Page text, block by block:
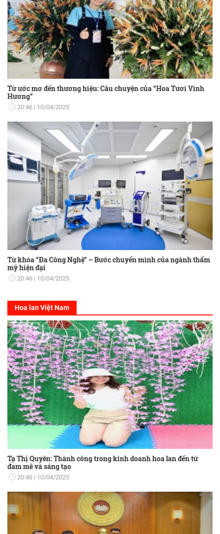
Từ ước mơ đến thương hiệu: Câu chuyện của “Hoa Tươi Vinh
Hương”
20:46 10/04/2025
Từ khóa “Đa Công Nghệ” – Bước chuyển mình của ngành thẩm
mỹ hiện đại
20:46 10/04/2025
Hoa lan Việt Nam
Tạ Thị Quyên: Thành công trong kinh doanh hoa lan đến từ
đam mê và sáng tạo
20:46 10/04/2025